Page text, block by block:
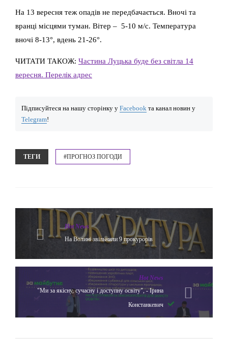
На 13 вересня теж опадів не передбачається. Вночі та
вранці місцями туман. Вiтер – 5-10 м/с. Температура
вночi 8-13°, вдень 21-26°.
ЧИТАТИ ТАКОЖ: Частина Луцька буде без світла 14
вересня. Перелік адрес
Підписуйтеся на нашу сторінку у Facebook та канал новин у
Telegram!
ТЕГИ #ПРОГНОЗ ПОГОДИ
Hot News
На Волині звільнили 9 прокурорів
Hot News
"Ми за якісну, сучасну і доступну освіту", - Ірина
Констанкевич